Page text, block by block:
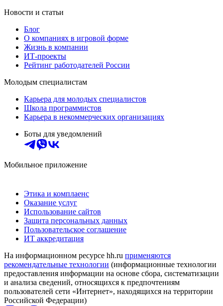
Новости и статьи
Блог
О компаниях в игровой форме
Жизнь в компании
ИТ-проекты
Рейтинг работодателей России
Молодым специалистам
Карьера для молодых специалистов
Школа программистов
Карьера в некоммерческих организациях
Боты для уведомлений
Мобильное приложение
Этика и комплаенс
Оказание услуг
Использование сайтов
Защита персональных данных
Пользовательское соглашение
ИТ аккредитация
На информационном ресурсе hh.ru применяются
рекомендательные технологии (информационные технологии
предоставления информации на основе сбора, систематизации
и анализа сведений, относящихся к предпочтениям
пользователей сети «Интернет», находящихся на территории
Российской Федерации)